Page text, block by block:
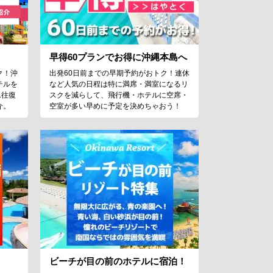
！沖
ルを
復
早得60プランでお得に沖縄本島へ
出発60日前までの早期予約がおトク！連休
など人気の日程は特に満席・満室になるリ
スクを減らして、飛行機・ホテルに空席・
空室が多い早めに予定を決めちゃおう！
ビーチが目の前のホテルに宿泊！